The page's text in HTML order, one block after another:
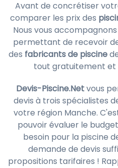
Avant de concrétiser
comparer les prix des
Nous vous
permettant de recevoir
des fabricants de piscine
tout gratuitement et
Devis-Piscine.Netvous
devis à trois spécialistes
votre région Manche.
pouvoir évaluer le
besoin pour la piscine
demande de devis
propositions tarifaires !